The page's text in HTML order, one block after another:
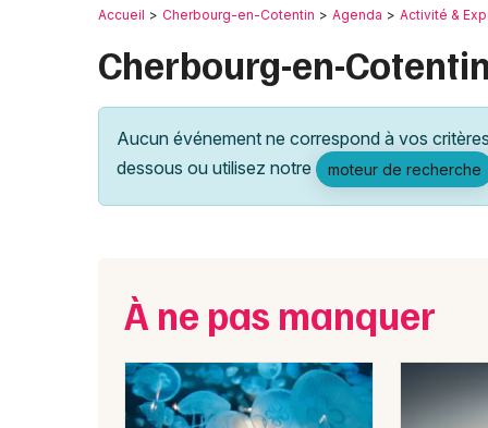
Accueil Cherbourg-en-Cotentin Agenda Activité &
Cherbourg-en-
Aucun événement ne correspond à vos
dessous ou utilisez notre
moteur de recherche
À ne pas manquer